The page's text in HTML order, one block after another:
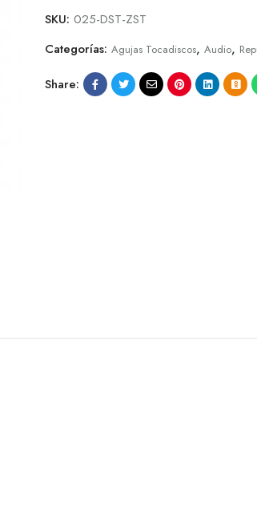
SKU: 025-DST-ZST
Categorías: Agujas Tocadiscos, Audio,
Share: